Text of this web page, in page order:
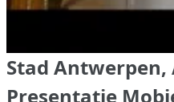
Stad
Presentatie